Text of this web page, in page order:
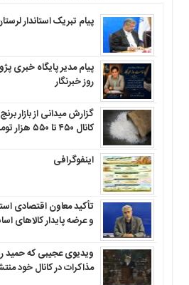
پیام تبریک استاندار
پیام مدیر پایگاه خبری
روز خبرنگار
گزارش میدانی از بازار
کانال ۴۵۰ تا ۵۵۰ هزار تومان
اینفوگرافی
تأکید معاون اقتصادی
و عرضه پایدار کالاهای
ویدیوی عجیبی که حمید
مذاکرات در کانال خود